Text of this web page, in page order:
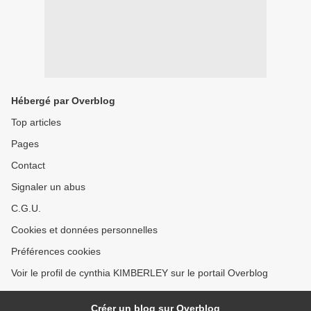
Hébergé par Overblog
Top articles
Pages
Contact
Signaler un abus
C.G.U.
Cookies et données personnelles
Préférences cookies
Voir le profil de cynthia KIMBERLEY sur le portail Overblog
Créer un blog sur Overblog